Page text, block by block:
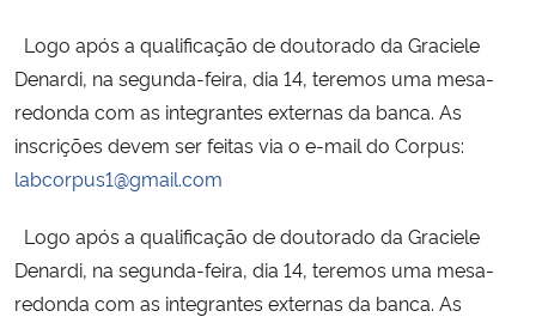
Ministério da Saúde
Ministério de Minas e Energia
Ministério do Meio Ambiente
Logo após a qualificação de doutorado da Graciele
Denardi, na segunda-feira, dia 14, teremos uma mesa-
redonda com as integrantes externas da banca. As
inscrições devem ser feitas via o e-mail do Corpus:
labcorpus1@gmail.com
Logo após a qualificação de doutorado da Graciele
Denardi, na segunda-feira, dia 14, teremos uma mesa-
redonda com as integrantes externas da banca. As